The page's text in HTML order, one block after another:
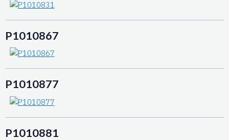
P1010867
P1010877
P1010881